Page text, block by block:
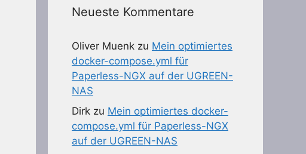
Neueste Kommentare
Oliver Muenk zu Mein optimiertes
docker-compose.yml für
Paperless-NGX auf der UGREEN-
NAS
Dirk zu Mein optimiertes docker-
compose.yml für Paperless-NGX
auf der UGREEN-NAS